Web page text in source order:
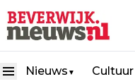
Nieuws ▼ Cultuur